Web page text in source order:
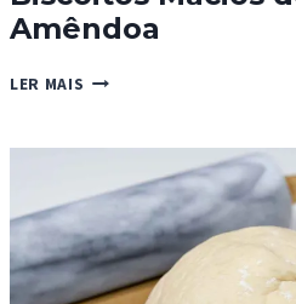
Amêndoa
LER MAIS BISCOITOS
LARANJA
AMÊNDOA